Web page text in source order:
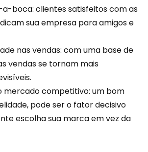
boca: clientes satisfeitos com as
sua empresa para amigos e
nas vendas: com uma base de
vendas se tornam mais
mercado competitivo: um bom
pode ser o fator decisivo
escolha sua marca em vez da